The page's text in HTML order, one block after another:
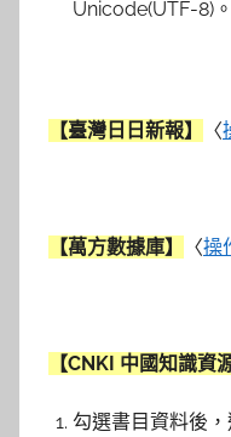
Unicode(UTF-8)。
【臺灣日日新報】 〈
【萬方數據庫】 〈操
【CNKI 中國知識資
勾選書目資料後